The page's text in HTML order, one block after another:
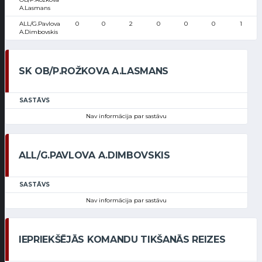
A.Lasmans
ALL/G.Pavlova
A.Dimbovskis
0 0 2 0 0 0 1
SK OB/P.ROŽKOVA A.LASMANS
SASTĀVS
Nav informācija par sastāvu
ALL/G.PAVLOVA A.DIMBOVSKIS
SASTĀVS
Nav informācija par sastāvu
IEPRIEKŠĒJĀS KOMANDU TIKŠANĀS REIZES